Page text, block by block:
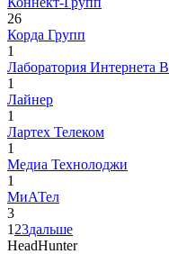
26
Корда Групп
1
Лаборатория Интернета
1
Лайнер
1
Лартех Телеком
1
Медиа Технолоджи
1
МиАТел
3
1 23дальше
HeadHunter